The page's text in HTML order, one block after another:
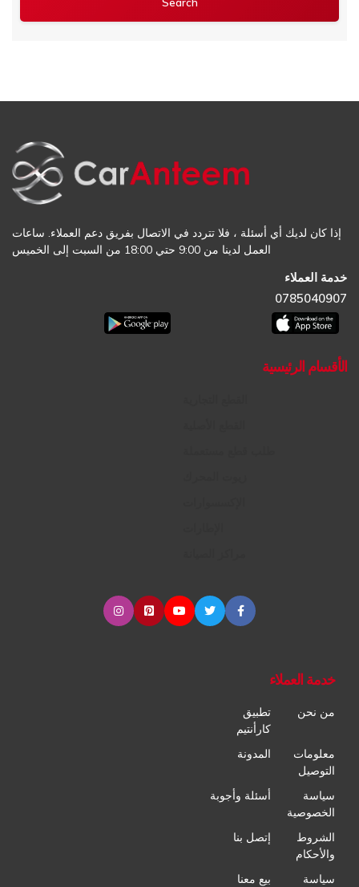
إذا كان لديك أي أسئلة ، فلا تتردد في الاتصال بفريق دعم العملاء. ساعات
العمل لدينا من 9:00 حتي 18:00 من السبت إلى الخميس
خدمة العملاء
0785040907
الأقسام الرئيسية
خدمة العملاء
من نحن
تطبيق
كارأنتيم
معلومات
التوصيل
المدونة
سياسة
الخصوصية
أسئلة وأجوبة
الشروط
والأحكام
إتصل بنا
سياسة بيع معنا